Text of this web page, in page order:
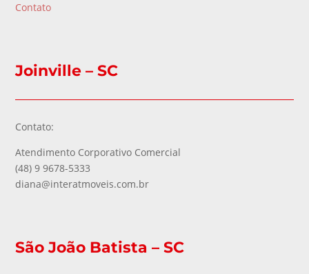
Contato
Joinville – SC
Contato:
Atendimento Corporativo Comercial
(48) 9 9678-5333
diana@interatmoveis.com.br
São João Batista – SC